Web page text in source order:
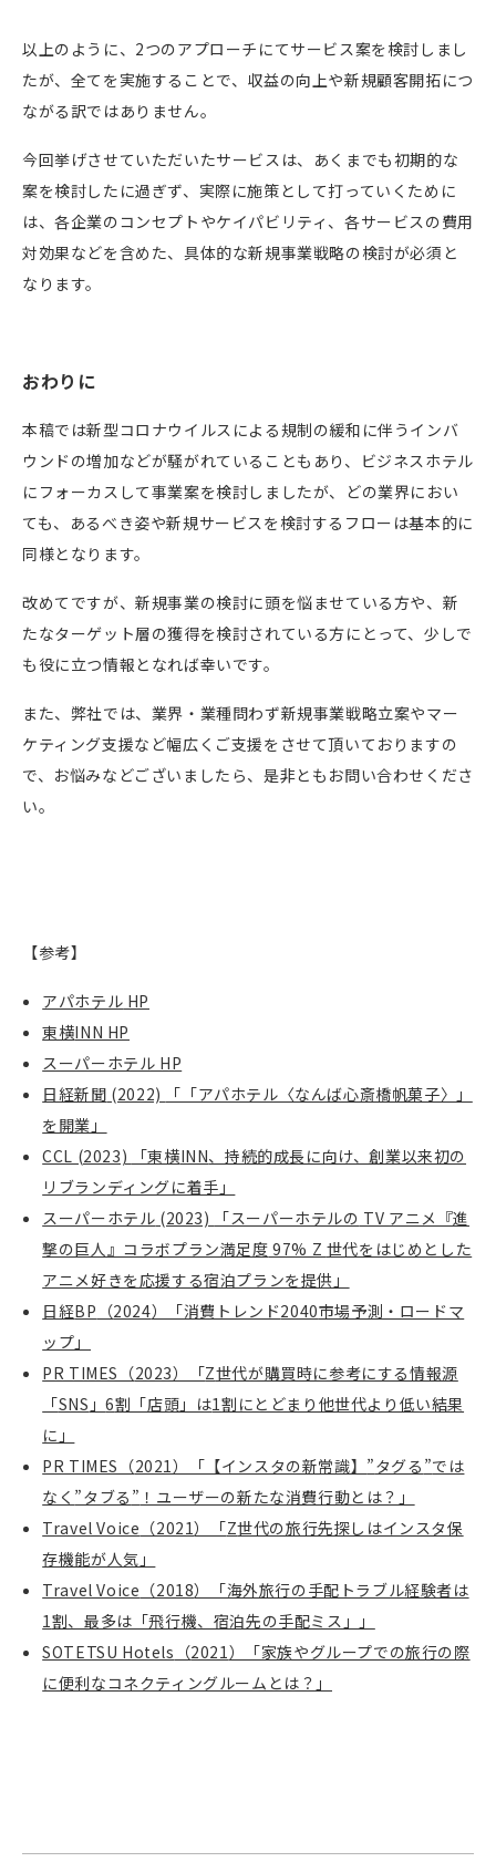
以上のように、 2つのアプローチにてサービス案を検討しまし
たが、全てを実施することで、収益の向上や新規顧客開拓につ
ながる訳ではありません。
今回挙げさせていただいたサービスは、あくまでも初期的な
案を検討したに過ぎず、実際に施策として打っていくために
は、各企業のコンセプトやケイパビリティ、各サービスの費用
対効果などを含めた、具体的な新規事業戦略の検討が必須と
なります。
おわりに
本稿では新型コロナウイルスによる規制の緩和に伴うインバ
ウンドの増加などが騒がれていることもあり、ビジネスホテル
にフォーカスして事業案を検討しましたが、どの業界におい
ても、あるべき姿や新規サービスを検討するフローは基本的に
同様となります。
改めてですが、新規事業の検討に頭を悩ませている方や、新
たなターゲット層の獲得を検討されている方にとって、少しで
も役に立つ情報となれば幸いです。
また、弊社では、業界・業種問わず新規事業戦略立案やマー
ケティング支援など幅広くご支援をさせて頂いておりますの
で、お悩みなどございましたら、是非ともお問い合わせくださ
い。
【参考】
アパホテル HP
東横INN HP
スーパーホテル HP
日経新聞 (2022)
「「アパホテル〈なんば心斎橋帆菓子〉」
を開業」
CCL (2023)
「東横INN、持続的成長に向け、創業以来初の
リブランディングに着手」
スーパーホテル (2023) 「スーパーホテルの TV アニメ『進
撃の巨人』コラボプラン満足度 97% Z 世代をはじめとした
アニメ好きを応援する宿泊プランを提供」
日経BP （2024）「消費トレンド2040市場予測・ロードマ
ップ」
PR TIMES （2023）「Z世代が購買時に参考にする情報源
「SNS 」6割「店頭」は1割にとどまり他世代より低い結果
に」
PR TIMES （2021）「【インスタの新常識】 ”タグる ”では
なく ”タブる ” ！ユーザーの新たな消費行動とは？」
Travel Voice （2021）「Z世代の旅行先探しはインスタ保
存機能が人気」
Travel Voice （2018）「海外旅行の手配トラブル経験者は
1割、最多は「飛行機、宿泊先の手配ミス」」
SOTETSU Hotels （2021）「家族やグループでの旅行の際
に便利なコネクティングルームとは？」